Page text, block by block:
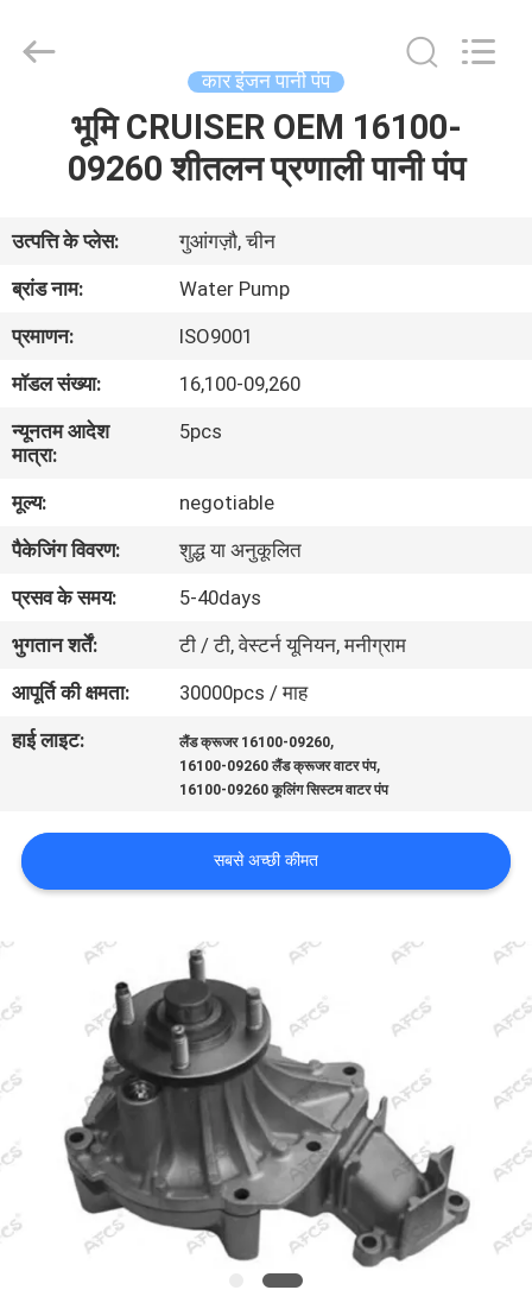
वीडियो
हमारे
बारे
में
कारखाने
का
दौरा
गुणवत्ता
नियंत्रण
संपर्क
करें
समाचार
मांगें
साइटमैप
गोपनीयता
PARTS
कार इंजन पानी पंप
भूमि CRUISER OEM 16100-
09260 शीतलन प्रणाली पानी पंप
उत्पत्ति के प्लेस:
गुआंगज़ौ, चीन
ब्रांड नाम:
Water Pump
प्रमाणन:
ISO9001
मॉडल संख्या:
16,100-09,260
न्यूनतम आदेश
मात्रा:
5pcs
मूल्य:
negotiable
पैकेजिंग विवरण:
शुद्ध या अनुकूलित
प्रसव के समय:
5-40days
भुगतान शर्तें:
टी / टी, वेस्टर्न यूनियन, मनीग्राम
आपूर्ति की क्षमता:
30000pcs / माह
हाई लाइट:
लैंड क्रूजर 16100-09260,
16100-09260 लैंड क्रूजर वाटर पंप,
16100-09260 कूलिंग सिस्टम वाटर पंप
सबसे अच्छी कीमत